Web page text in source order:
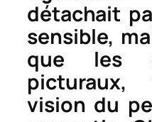
détachait
sensible,
que les
vision du